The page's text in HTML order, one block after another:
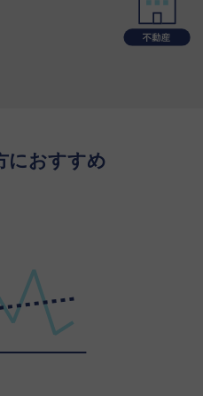
におすすめ